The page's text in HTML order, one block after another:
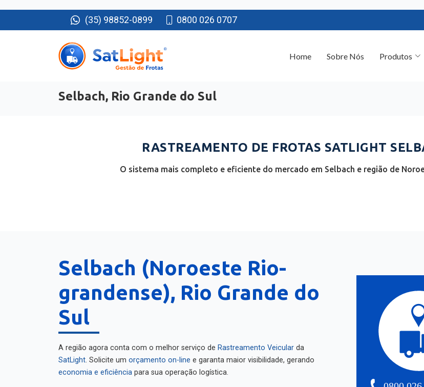
(35) 98852-0899 0800 026 0707
Selbach, Rio Grande do Sul
RASTREAMENTO DE FROTAS SATLIGHT
O sistema mais completo e eficiente do mercado em Selbach e região de
Selbach (Noroeste Rio-
grandense), Rio Grande do
Sul
A região agora conta com o melhor serviço de Rastreamento Veicular
da
SatLight
. Solicite um orçamento on-line
e garanta maior visibilidade, gerando
economia e eficiência
para sua operação logística.
0800